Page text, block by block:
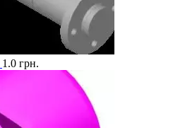
1.0 грн.